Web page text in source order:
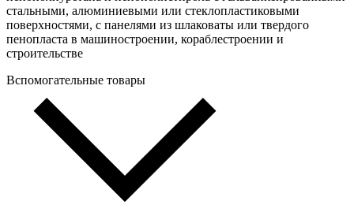
стальными, алюминиевыми или стеклопластиковыми
поверхностями, с панелями из шлаковаты или твердого
пенопласта в машиностроении, кораблестроении и
строительстве
Вспомогательные товары